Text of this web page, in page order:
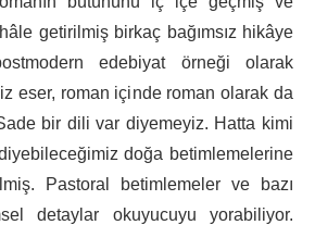
getirilmiş birkaç bağımsız hikâye
edebiyat örneği olarak
eser, roman içinde roman olarak da
bir dili var diyemeyiz. Hatta kimi
doğa betimlemelerine
Pastoral betimlemeler ve bazı
detaylar okuyucuyu yorabiliyor.